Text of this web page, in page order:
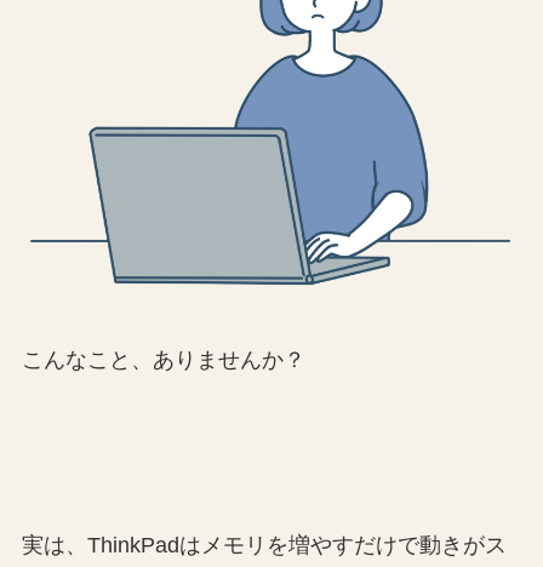
こんなこと、ありませんか？
実は、ThinkPadはメモリを増やすだけで動きがス